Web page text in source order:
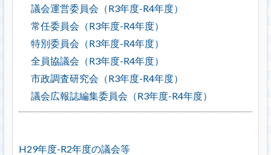
議会運営委員会（R3年度-R4年度）
常任委員会（R3年度-R4年度）
特別委員会（R3年度-R4年度）
全員協議会（R3年度-R4年度）
市政調査研究会（R3年度-R4年度）
議会広報誌編集委員会（R3年度-R4年度）
H29年度-R2年度の議会等